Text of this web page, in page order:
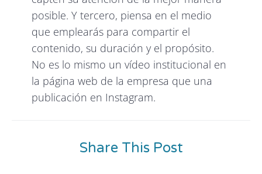
posible. Y tercero, piensa en el medio
que emplearás para compartir el
contenido, su duración y el propósito.
No es lo mismo un vídeo institucional en
la página web de la empresa que una
publicación en Instagram.
Share This Post